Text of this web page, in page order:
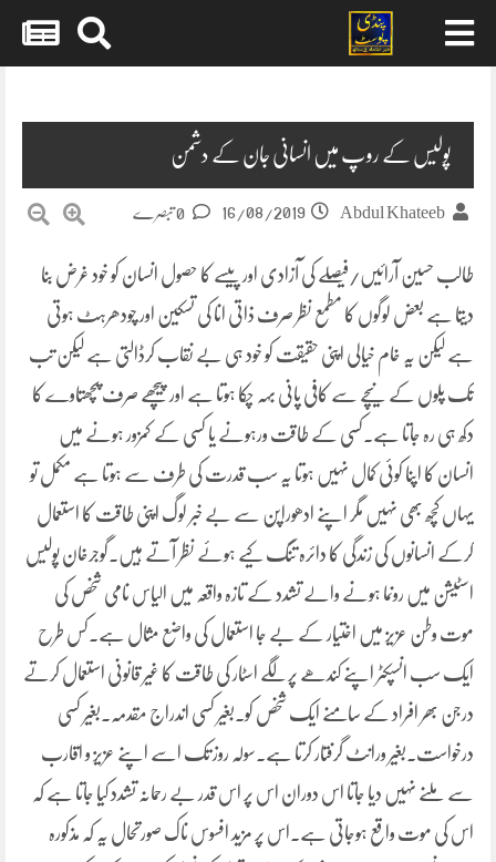
پولیس کے روپ میں انسانی جان کے دشمن
Abdul Khateeb
16/08/2019
طالب حسین آرائیں/فیصلے کی آزادی اور پیسے کا حصول انسان کو خود غرض بنا
دیتا ہے بعض لوگوں کا مطمع نظر صرف ذاتی انا کی تسکین اور چودھرہٹ ہوتی
ہے لیکن یہ خام خیالی اپنی حقیقت کو خود ہی بے نقاب کرڈالتی ہے لیکن تب
تک پلوں کے نیچے سے کافی پانی بہہ چکا ہوتا ہے اور پیچھے صرف پچھتاوے کا
دکھ ہی رہ جاتا ہے۔کسی کے طاقت ورہونے یا کسی کے کمزور ہونے میں
انسان کا اپنا کوئی کمال نہیں ہوتا یہ سب قدرت کی طرف سے ہوتا ہے مکمل تو
یہاں کچھ بھی نہیں مگر اپنے ادھوراپن سے بے خبر لوگ اپنی طاقت کا استعمال
کرکے انسانوں کی زندگی کا دائرہ تنگ کیے ہوئے نظر آتے ہیں۔گوجرخان پولیس
اسٹیشن میں رونما ہونے والے تشدد کے تازہ واقعہ میں الیاس نامی شخص کی
موت وطن عزیز میں اختیار کے بے جا استعمال کی واضع مثال ہے۔کس طرح
ایک سب انسپکٹر اپنے کندھے پر لگے اسٹار کی طاقت کا غیر قانونی استعمال کرتے
درجن بھر افراد کے سامنے ایک شخص کو۔بغیر کسی اندراج مقدمہ۔بغیر کسی
درخواست۔بغیر ورانٹ گرفتار کرتا ہے۔سولہ روز تک اسے اپنے عزیز و اقارب
سے ملنے نہیں دیا جاتا اس دوران اس پر اس قدر بے رحمانہ تشدد کیا جاتا ہے کہ
اس کی موت واقع ہوجاتی ہے۔اس پر مزید افسوس ناک صورتحال یہ کہ مذکورہ